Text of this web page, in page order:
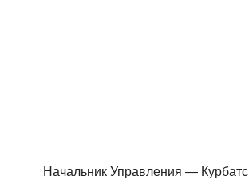
Начальник Управления —